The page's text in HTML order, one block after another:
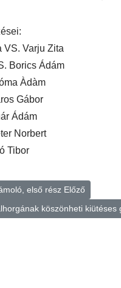
VS. Varju Zita
Borics Ádám
Àdàm
Gábor
Ádám
Norbert
Tibor
első rész Előző
köszönheti